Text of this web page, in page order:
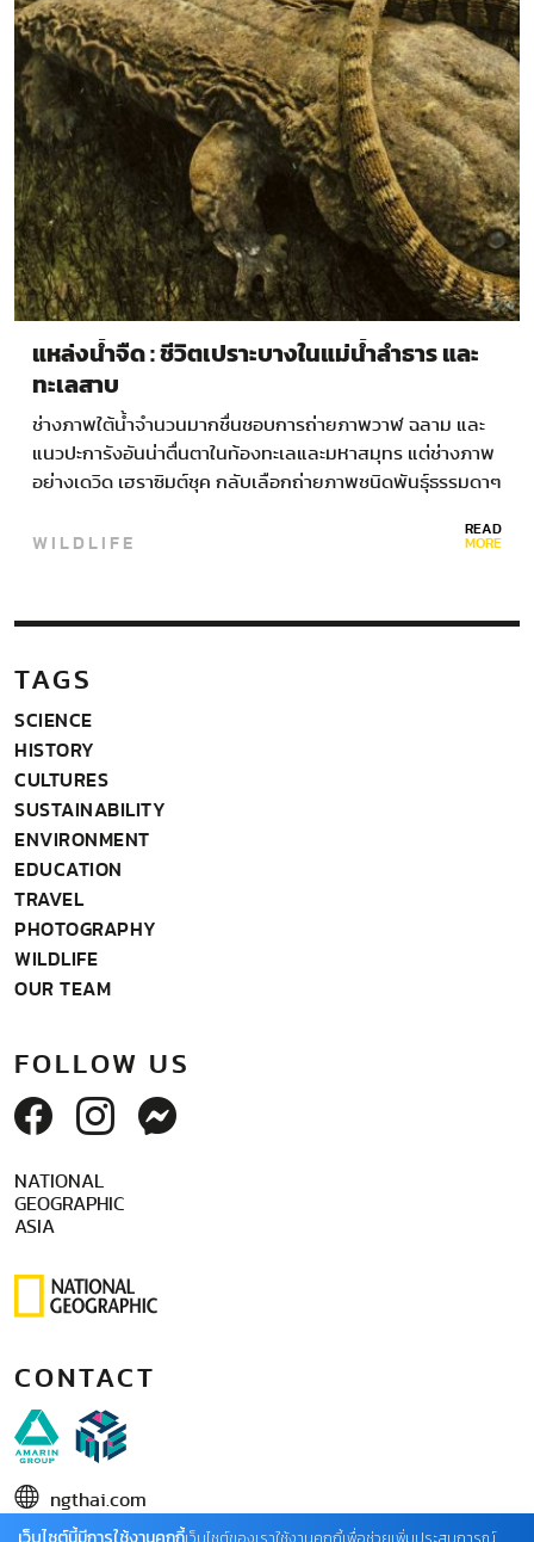
แหล่งน้ำจืด : ชีวิตเปราะบางในแม่น้ำลำธาร และ
ทะเลสาบ
ช่างภาพใต้น้ำจำนวนมากชื่นชอบการถ่ายภาพวาฬ ฉลาม และ
แนวปะการังอันน่าตื่นตาในท้องทะเลและมหาสมุทร แต่ช่างภาพ
อย่างเดวิด เฮราซิมต์ชุค กลับเลือกถ่ายภาพชนิดพันธุ์ธรรมดาๆ
WILDLIFE READ
MORE
TAGS
SCIENCE
HISTORY
CULTURES
SUSTAINABILITY
ENVIRONMENT
EDUCATION
TRAVEL
PHOTOGRAPHY
WILDLIFE
OUR TEAM
FOLLOW US
NATIONAL
GEOGRAPHIC
ASIA
CONTACT
ngthai.com
บริษัท เอเอ็มอี อิมเมจิเนทีฟ จำกัด